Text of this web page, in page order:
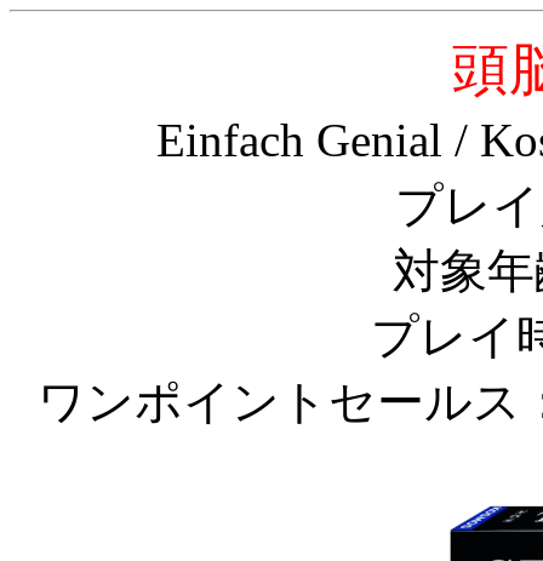
頭
Einfach Genial /
プレ
対象
プレイ
ワンポイントセール